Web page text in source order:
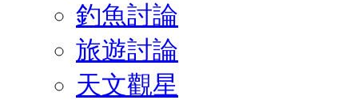
釣魚討論
旅遊討論
天文觀星